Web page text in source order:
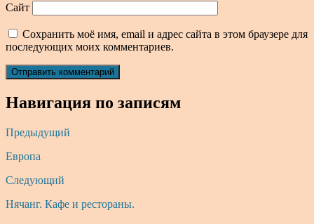
Сайт
Сохранить моё имя, email и адрес сайта в этом браузере для
последующих моих комментариев.
Навигация по записям
Предыдущий
Европа
Следующий
Нячанг. Кафе и рестораны.